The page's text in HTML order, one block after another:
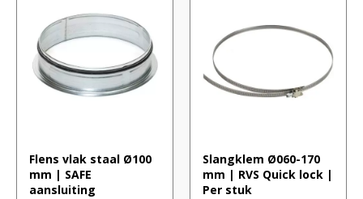
Flens vlak staal Ø100
mm | SAFE
aansluiting
Slangklem Ø060-170
mm | RVS Quick lock |
Per stuk